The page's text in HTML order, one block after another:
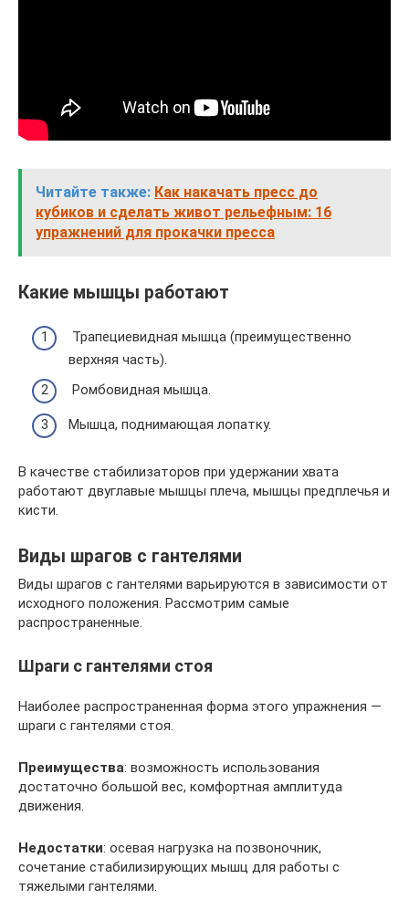
Читайте также: Как накачать пресс до
кубиков и сделать живот рельефным: 16
упражнений для прокачки пресса
Какие мышцы работают
Трапециевидная мышца (преимущественно
верхняя часть).
Ромбовидная мышца.
Мышца, поднимающая лопатку.
В качестве стабилизаторов при удержании хвата
работают двуглавые мышцы плеча, мышцы предплечья и
кисти.
Виды шрагов с гантелями
Виды шрагов с гантелями варьируются в зависимости от
исходного положения. Рассмотрим самые
распространенные.
Шраги с гантелями стоя
Наиболее распространенная форма этого упражнения —
шраги с гантелями стоя.
Преимущества: возможность использования
достаточно большой вес, комфортная амплитуда
движения.
Недостатки: осевая нагрузка на позвоночник,
сочетание стабилизирующих мышц для работы с
тяжелыми гантелями.